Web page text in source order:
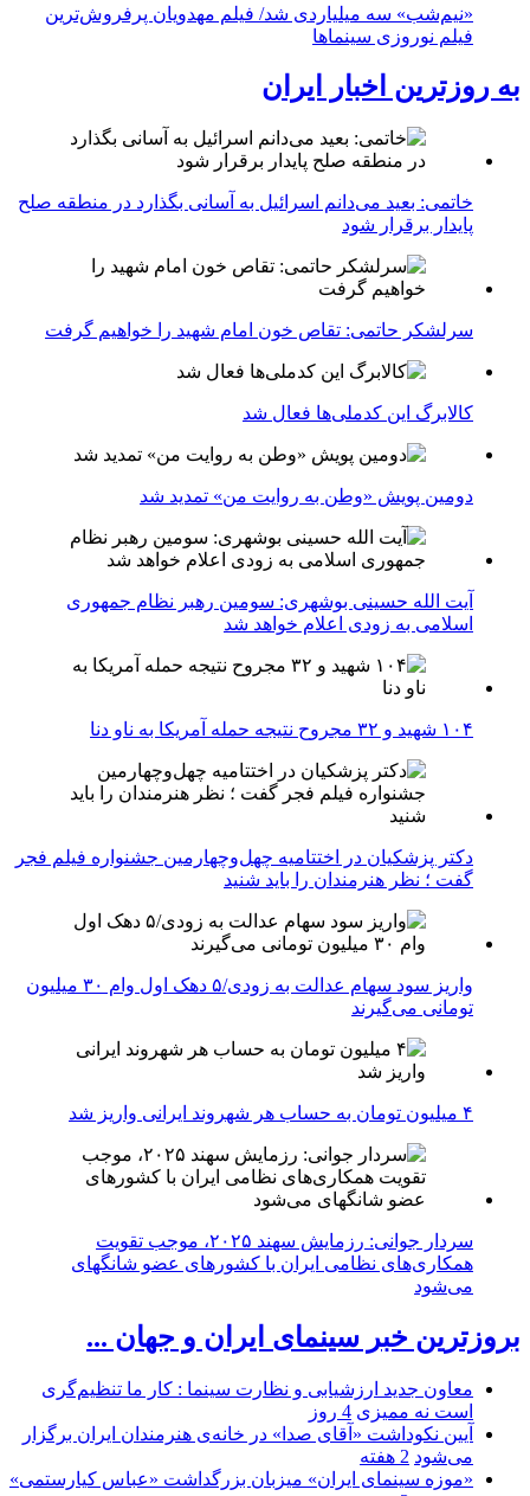
«نیم‌شب» سه میلیاردی شد/ فیلم مهدویان پرفروش‌ترین
فیلم نوروزی سینماها
به روزترین اخبار ایران
خاتمی: بعید می‌دانم اسرائیل به آسانی بگذارد در منطقه صلح
پایدار برقرار شود
سرلشکر حاتمی: تقاص خون امام شهید را خواهیم گرفت
کالابرگ این کدملی‌ها فعال شد
دومین پویش «وطن به روایت من» تمدید شد
آیت الله حسینی بوشهری: سومین رهبر نظام جمهوری
اسلامی به زودی اعلام خواهد شد
۱۰۴ شهید و ۳۲ مجروح نتیجه حمله آمریکا به ناو دنا
دکتر پزشکیان در اختتامیه چهل‌وچهارمین جشنواره فیلم فجر
گفت ؛ نظر هنرمندان را باید شنید
واریز سود سهام عدالت به زودی/۵ دهک اول وام ۳۰ میلیون
تومانی می‌گیرند
۴ میلیون تومان به حساب هر شهروند ایرانی واریز شد
سردار جوانی: رزمایش سهند ۲۰۲۵، موجب تقویت
همکاری‌های نظامی ایران با کشور‌های عضو شانگهای
می‌شود
بروزترین خبر سینمای ایران و جهان ...
معاون جدید ارزشیابی و نظارت سینما : کار ما تنظیم‌گری
است نه ممیزی 4 روز
آیین نکوداشت «آقای صدا» در خانه‌ی هنرمندان ایران برگزار
می‌شود 2 هفته
«موزه سینمای ایران» میزبان بزرگداشت «عباس کیارستمی»